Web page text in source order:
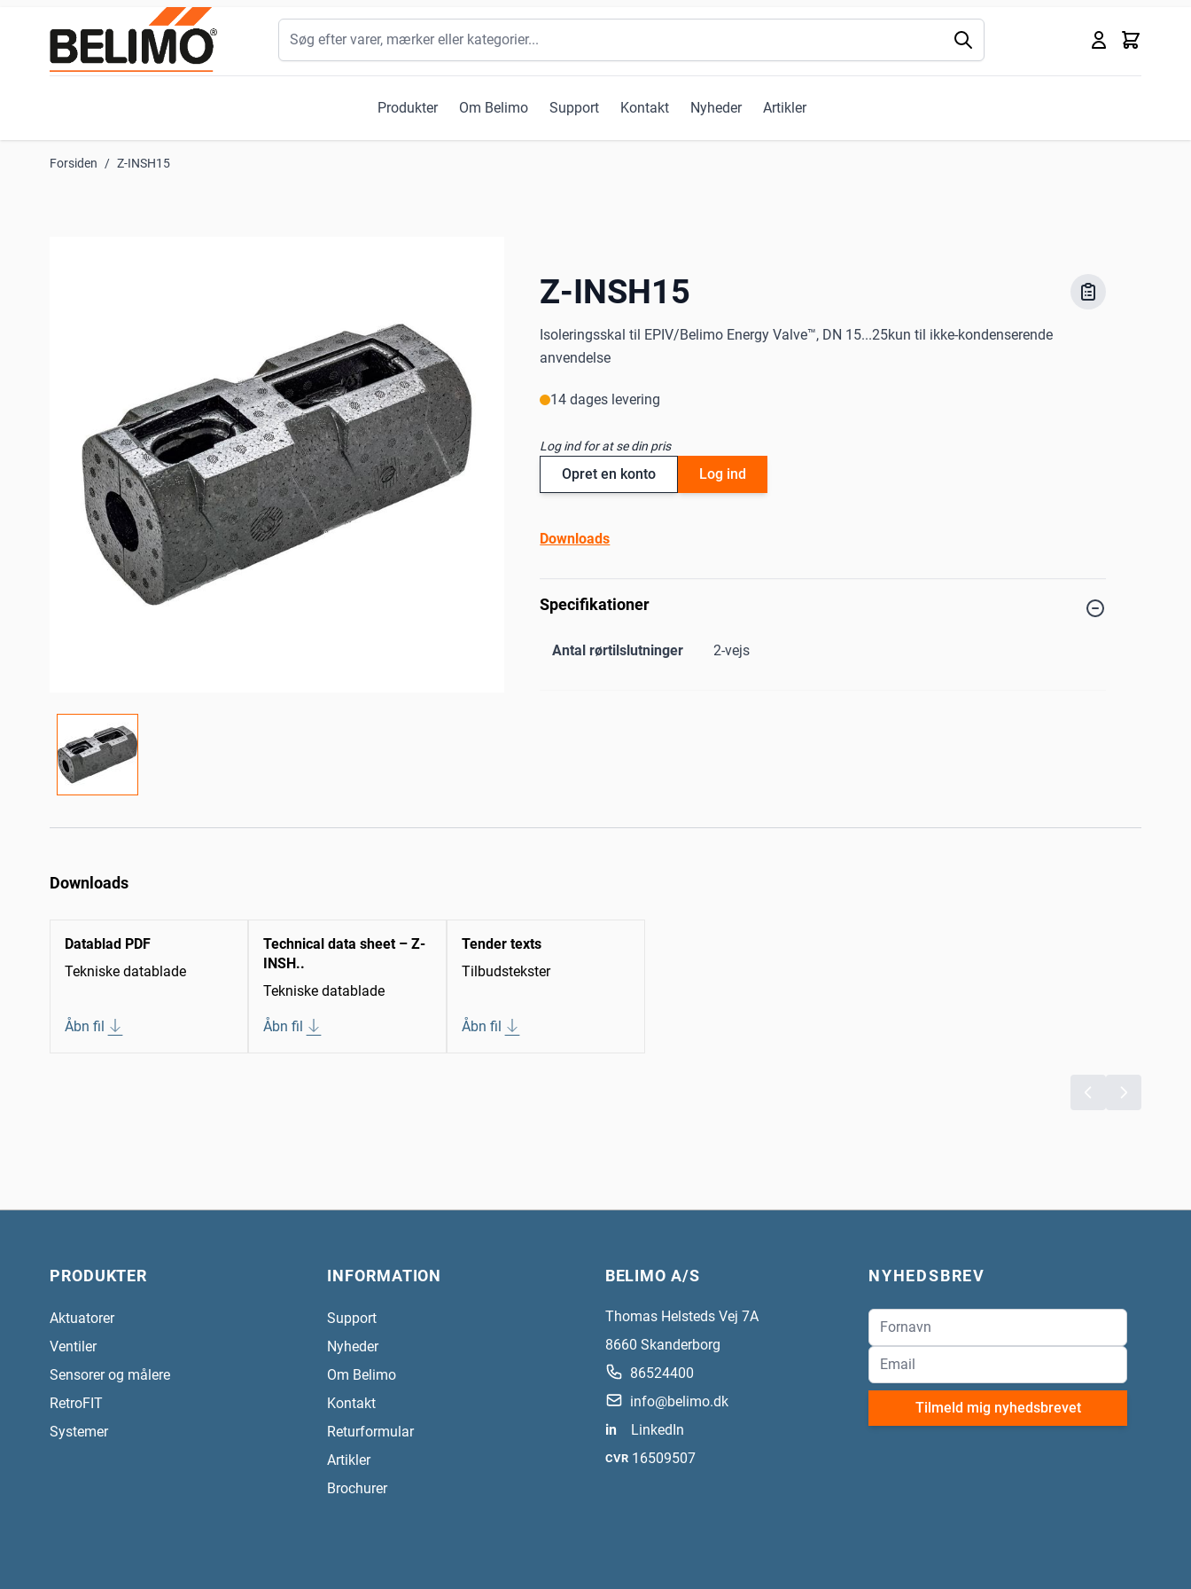
Produkter Om Belimo Support Kontakt Nyheder Artikler
Kurv
Søg
Forsiden / Z-INSH15
Z-INSH15
Isoleringsskal til EPIV/Belimo Energy Valve™, DN 15...25kun til ikke-kondenserende
anvendelse
14 dages levering
Log ind for at se din pris
Opret en konto Log ind
Downloads
Specifikationer
Antal rørtilslutninger 2-vejs
Downloads
Datablad PDF
Tekniske datablade
Åbn fil
Technical data sheet – Z-
INSH..
Tekniske datablade
Åbn fil
Tender texts
Tilbudstekster
Åbn fil
PRODUKTER
Aktuatorer
Ventiler
Sensorer og målere
RetroFIT
Systemer
INFORMATION
Support
Nyheder
Om Belimo
Kontakt
Returformular
Artikler
Brochurer
BELIMO A/S
Thomas Helsteds Vej 7A
8660 Skanderborg
86524400
info@belimo.dk
in
LinkedIn
CVR 16509507
NYHEDSBREV
Tilmeld mig nyhedsbrevet